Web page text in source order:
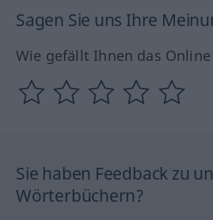
Sagen Sie uns Ihre
Wie gefällt Ihnen das
Sie haben Feedback zu
Wörterbüchern?